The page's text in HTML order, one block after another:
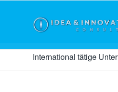
International tätige